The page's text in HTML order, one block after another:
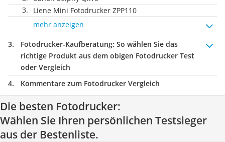
Liene Mini Fotodrucker ZPP110
mehr anzeigen
Fotodrucker-Kaufberatung: So wählen Sie das
richtige Produkt aus dem obigen Fotodrucker Test
oder Vergleich
Kommentare zum Fotodrucker Vergleich
Die besten Fotodrucker:
Wählen Sie Ihren persönlichen Testsieger
aus der Bestenliste.